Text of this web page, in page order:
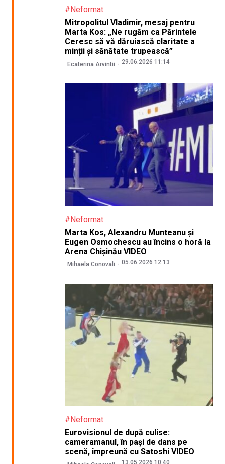
#Neformat
Mitropolitul Vladimir, mesaj pentru
Marta Kos: „Ne rugăm ca Părintele
Ceresc să vă dăruiască claritate a
minții și sănătate trupească”
Ecaterina Arvintii 29.06.2026 11:14
#Neformat
Marta Kos, Alexandru Munteanu și
Eugen Osmochescu au încins o horă la
Arena Chișinău VIDEO
Mihaela Conovali 05.06.2026 12:13
#Neformat
Eurovisionul de după culise:
cameramanul, în pași de dans pe
scenă, împreună cu Satoshi VIDEO